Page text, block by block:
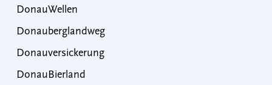
DonauWellen
Donauberglandweg
Donauversickerung
DonauBierland